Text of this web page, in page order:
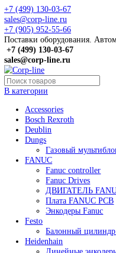
+7 (499) 130-03-67
sales@corp-line.ru
+7 (905) 952-55-66
Поставки оборудования.
+7 (499)130-03-67
sales@corp-line.ru
Accessories
Bosch Rexroth
Deublin
Dungs
Газовый
FANUC
Fanuc controller
Fanuc Drives
ДВИГАТЕЛЬ
Плата FANUC
Энкодеры Fanuc